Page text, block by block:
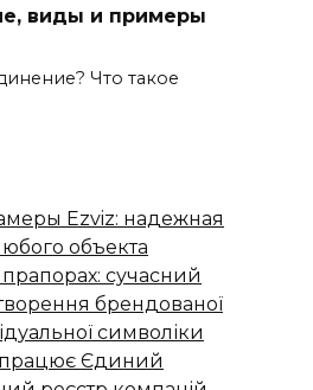
виды и примеры
Что такое
Ezviz: надежная
объекта
сучасний
брендованої
символіки
Єдиний